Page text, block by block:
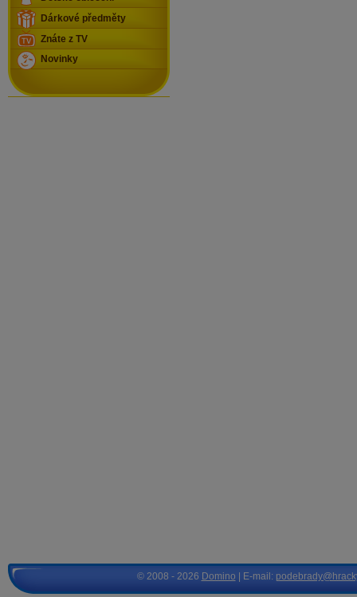
Dárkové předměty
Znáte z TV
Novinky
© 2008 - 2026 Domino | E-mail: